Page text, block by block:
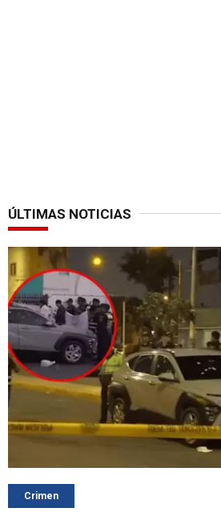
ÚLTIMAS NOTICIAS
Crimen